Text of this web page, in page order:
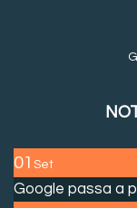
01 Set
Google passa a